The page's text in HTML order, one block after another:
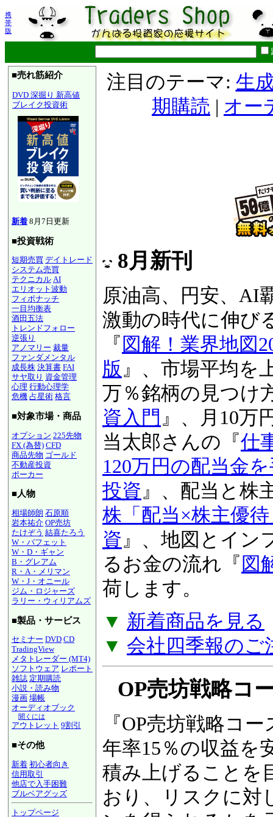
携
帯
版
■売れ筋紹介
DVD 深掘り 新高値
ブレイク投資術
新着 8月7日更新
■投資戦術
短期売買 デイトレード
システム売買
テクニカル AI
エリオット波動
フィボナッチ
一目均衡表
酒田五法
トレンドフォロー
逆張り
アノマリー 裁量
ファンダメンタル
成長株 決算書 FAI
サヤ取り 資金管理
心理 行動心理学
危機 占星術 格言
■対象市場・商品
オプション 225先物
FX (為替) CFD
商品先物 ゴールド
不動産投資
ポーカー
■人物
相場師朗 石原順
岩本祐介 OP売坊
たけぞう 結喜たろう
W・バフェット
W・D・ギャン
B・グレアム
R・A・メリマン
W・J・オニール
ジム・ロジャーズ
ラリー・ウィリアムズ
■製品・サービス
セミナー DVD CD
TradingView
メタトレーダー (MT4)
ソフトウェア レポート
雑誌 定期購読
小説・読み物
漫画 場帳
オーディオブック
聞くには
アウトレット 9割引
■その他
新着 初心者向き
信用取引
他店で入手困難
ブルベアグッズ
トップページ
注目のテーマ: 生
期購読 | オー
8月新刊
原油高、円安、
激動の時代に伸び
『図解！業界地図
版』、市場平均を
万％銘柄の見つけ
資入門 』、月10万
当太郎さんの『仕
120万円の配当金
投資』、配当と株
株「配当×株主優
資』、地図とイン
るお金の流れ『図
荷します。
▼ 新着商品を見る
▼ 会社四季報のご
OP売坊戦略コ
『OP売坊戦略コ
年率15％の収益を
積み上げることを
おり、リスクに対